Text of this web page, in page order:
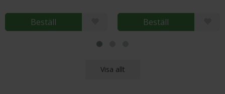
Beställ Beställ
Visa allt